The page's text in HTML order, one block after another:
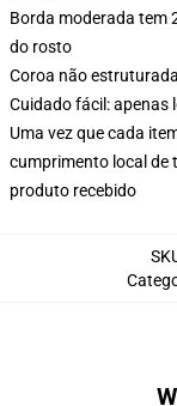
Borda moderada tem
do rosto
Coroa não
Cuidado fácil: apenas
Uma vez que cada
cumprimento local de
produto recebido